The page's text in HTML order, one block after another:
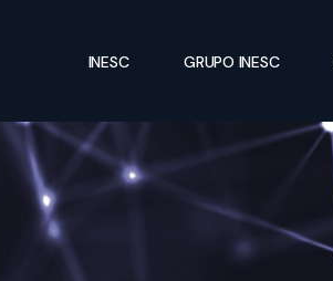
INESC GRUPO INESC